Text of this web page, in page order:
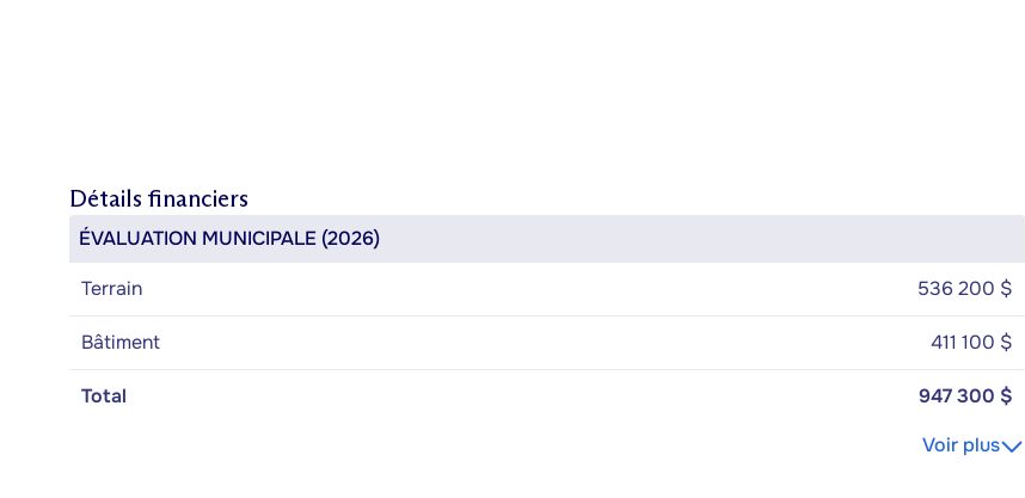
Détails financiers
ÉVALUATION MUNICIPALE (2026)
Terrain
536 200 $
Bâtiment 411 100 $
Total
947 300 $
Voir plus